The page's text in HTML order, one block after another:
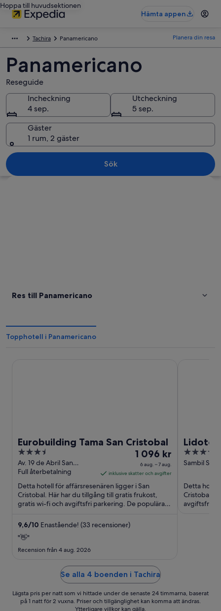
Hoppa till huvudsektionen
Hämta appen
Tachira Panamericano Planera din resa
Panamericano
Reseguide
Incheckning
4 sep.
Utcheckning
5 sep.
Gäster
1 rum, 2 gäster
Sök
Res till Panamericano
Topphotell i Panamericano
Eurobuilding Tama San Cristobal
3.5
out
of
5
Av. 19 de Abril San
Cristobal Tachira
Full återbetalning
Priset
är
1 096 kr
per
natt
mellan
1 096 kr
6 aug. – 7 aug.
inklusive skatter och avgifter
Detta hotell för affärsresenären ligger i San
Cristobal. Här har du tillgång till gratis frukost,
gratis wi-fi och avgiftsfri parkering. De populära
9,6/10 Enastående! (33 recensioner)
"👋"
Recension från 4 aug. 2026
Lidotel
4
out
5
Sambil San
Detta hotell
Cristobal.
avgiftsfri
Se alla 4 boenden i Tachira
Lägsta pris per natt som vi hittade under de senaste 24 timmarna, baserat
på 1 natt för 2 vuxna. Priser och tillgänglighet kan komma att ändras.
Ytterligare villkor kan gälla.